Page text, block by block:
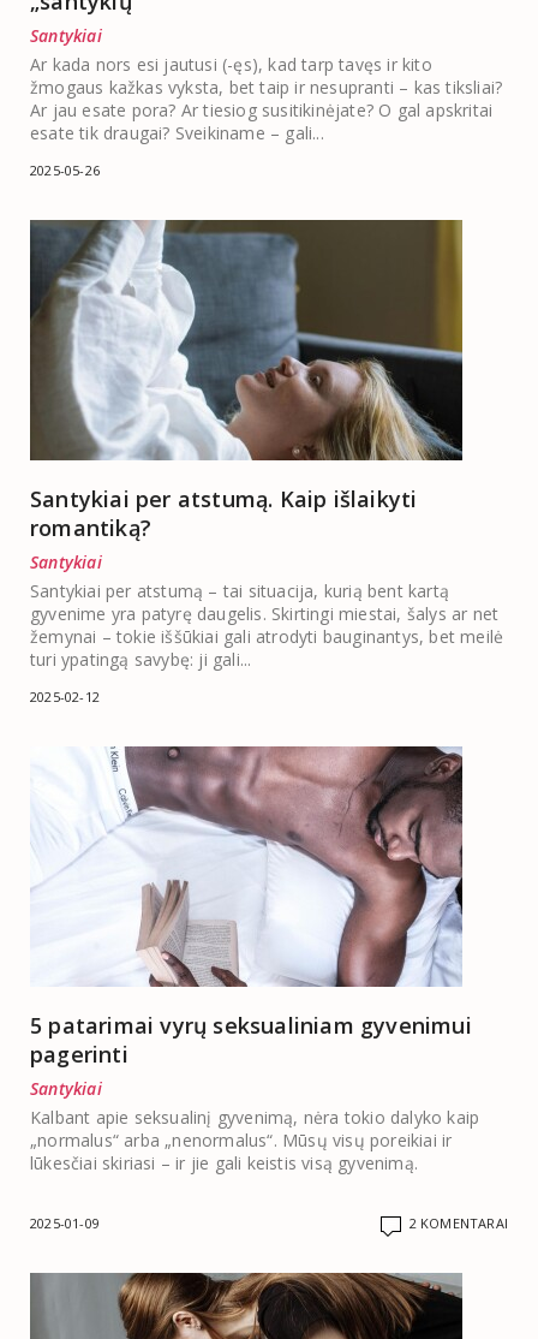
Santykiai
Ar kada nors esi jautusi (-ęs), kad tarp tavęs ir kito
žmogaus kažkas vyksta, bet taip ir nesupranti – kas tiksliai?
Ar jau esate pora? Ar tiesiog susitikinėjate? O gal apskritai
esate tik draugai? Sveikiname – gali...
2025-05-26
Santykiai per atstumą. Kaip išlaikyti
romantiką?
Santykiai
Santykiai per atstumą – tai situacija, kurią bent kartą
gyvenime yra patyrę daugelis. Skirtingi miestai, šalys ar net
žemynai – tokie iššūkiai gali atrodyti bauginantys, bet meilė
turi ypatingą savybę: ji gali...
2025-02-12
5 patarimai vyrų seksualiniam gyvenimui
pagerinti
Santykiai
Kalbant apie seksualinį gyvenimą, nėra tokio dalyko kaip
„normalus“ arba „nenormalus“. Mūsų visų poreikiai ir
lūkesčiai skiriasi – ir jie gali keistis visą gyvenimą.
2025-01-09 2 KOMENTARAI